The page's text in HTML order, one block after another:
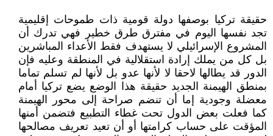
حقيقة تركيا بوصفها دولة قومية ذات طموحات إقليمية
تجد نفسها اليوم في مفترق طرق خطير فهي تدرك أن
المشروع الإسرائيلي لا يستهدف فقط الأعداء المباشرين
بل كل من يملك إرادة استقلالية في المنطقة وعليه فإن
الدور قد يطالها لاحقا لا لأنها عدو بل لأنها لم تسلم تماما
بمنطق الهيمنة الجديد حقيقة هذا الوضع يضع تركيا أمام
معضلة وجودية إما أن تنضم صراحة إلى محور الهيمنة
كما فعلت بعض الدول تحت غطاء التطبيع فتضمن أمنها
المؤقت على حساب كرامتها أو أن تعيد تعريف مصالحها